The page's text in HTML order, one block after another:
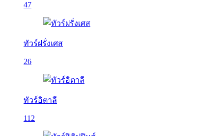
47
ทัวร์ฝรั่งเศส
26
ทัวร์อิตาลี
112